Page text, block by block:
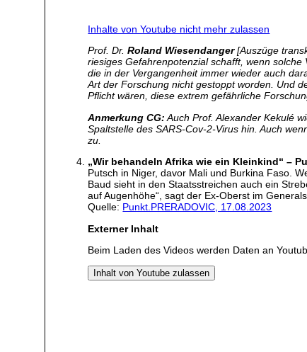
Inhalte von Youtube nicht mehr zulassen
Prof. Dr.Roland Wiesendanger[Auszüge
riesiges Gefahrenpotenzial schafft, wenn
die in der Vergangenheit immer wieder auch
Art der Forschung nicht gestoppt worden. Und
Pflicht wären, diese extrem gefährliche
Anmerkung CG: Auch Prof. Alexander Kekulé
Spaltstelle des SARS-Cov-2-Virus hin. Auch
zu.
„Wir behandeln Afrika wie ein Kleinkind“ –
Putsch in Niger, davor Mali und Burkina Faso.
Baud sieht in den Staatsstreichen auch ein
auf Augenhöhe“, sagt der Ex-Oberst im
Quelle: Punkt.PRERADOVIC, 17.08.2023
Externer Inhalt
Beim Laden des Videos werden Daten an
Inhalt von Youtube zulassen